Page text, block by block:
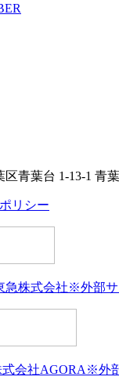
青葉台 1-13-1 青
リシー
急株式会社※外部サ
会社AGORA ※外